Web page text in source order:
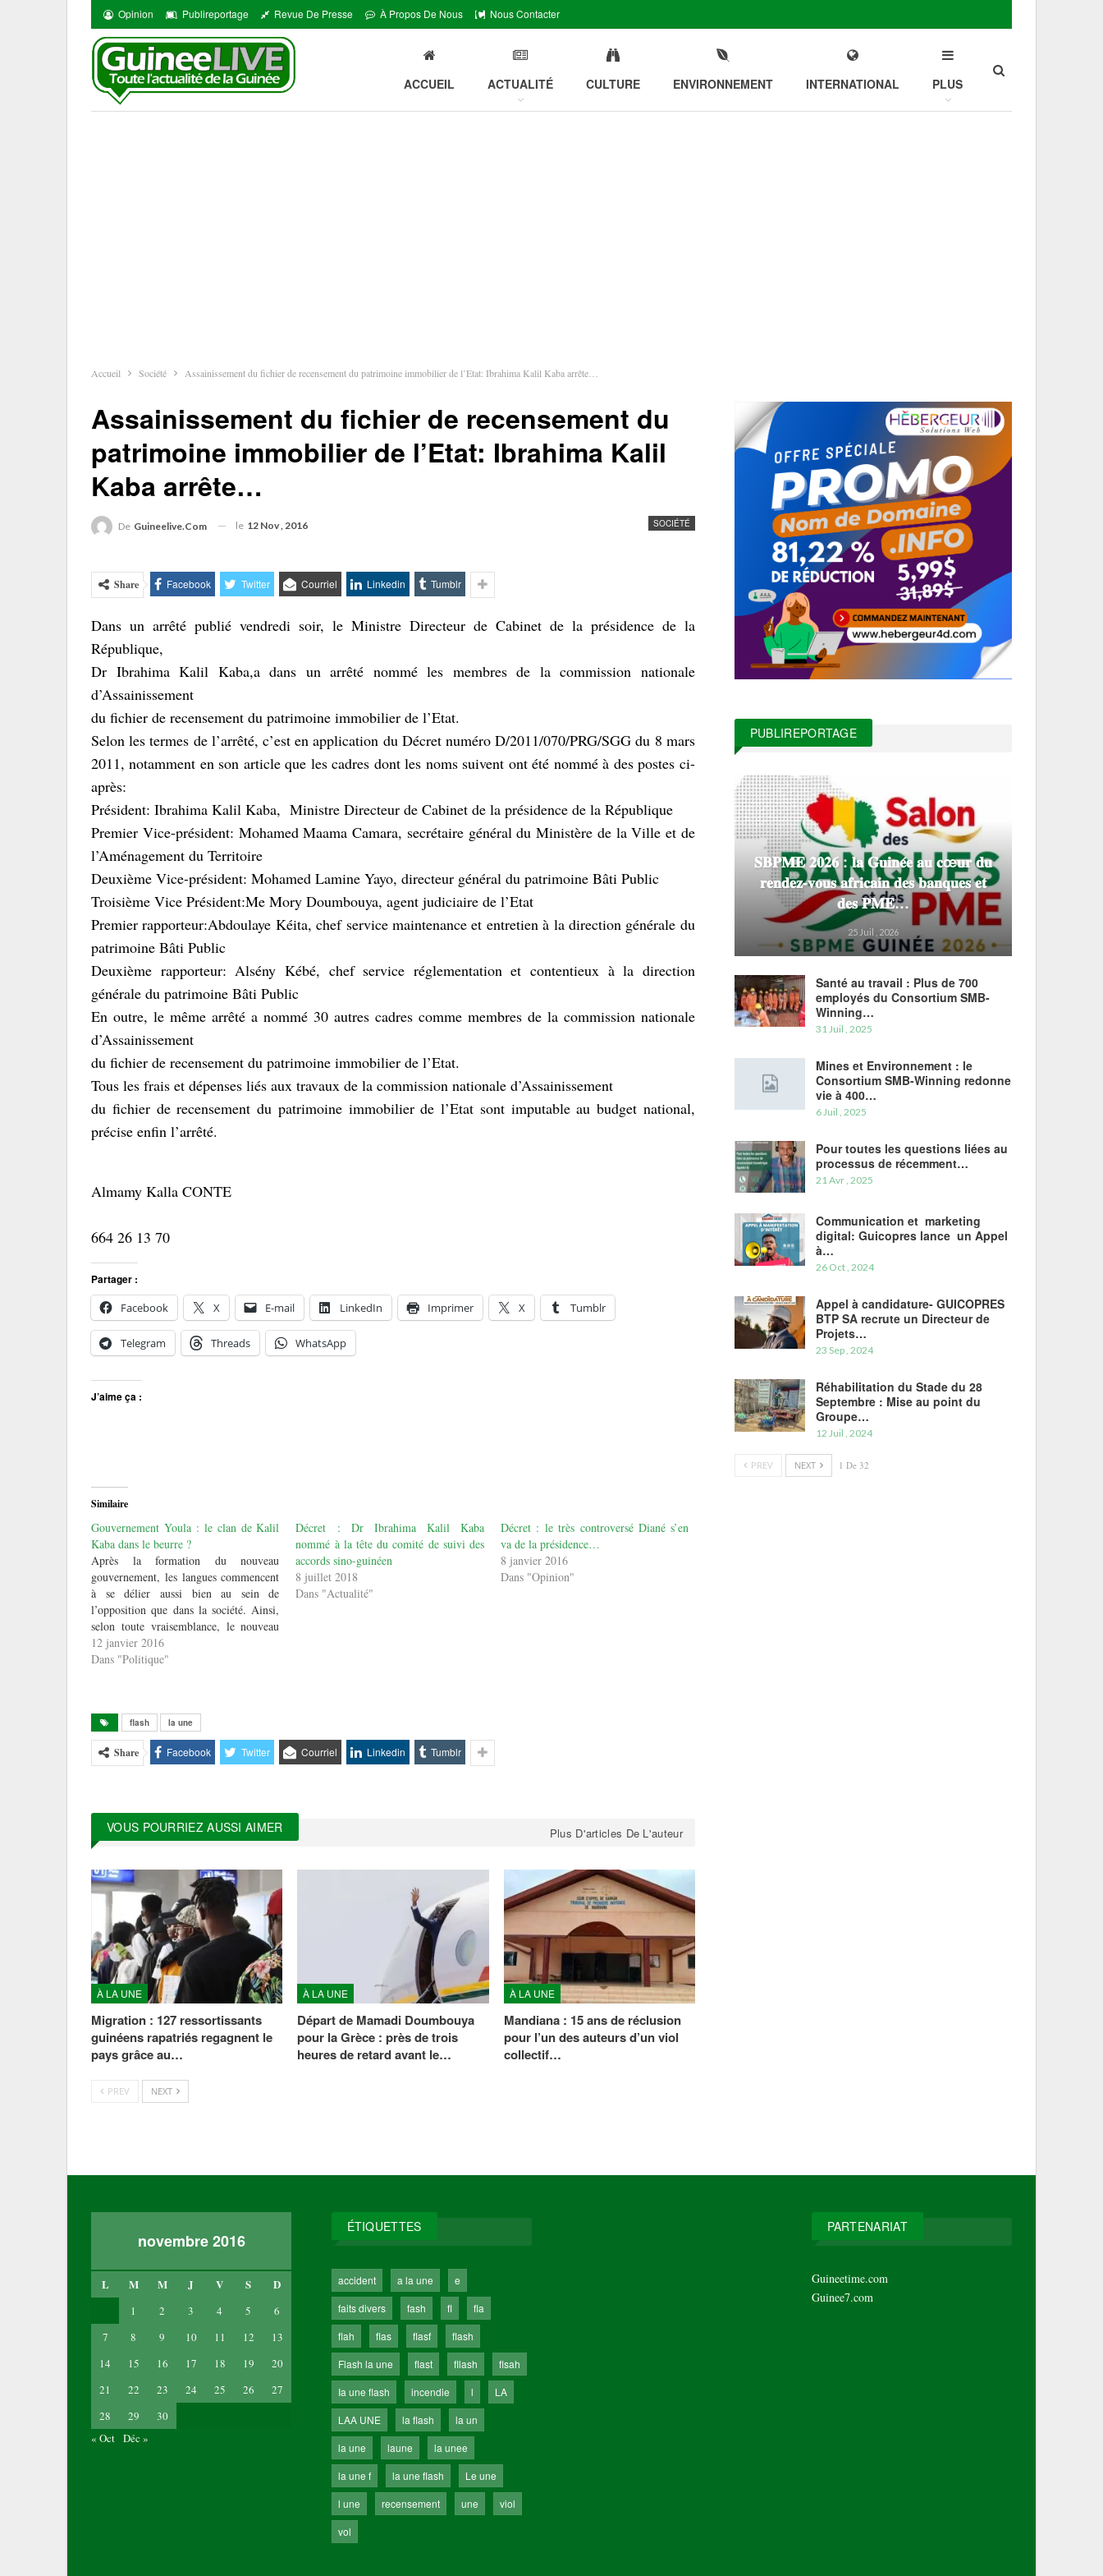
Opinion Publireportage Revue De Presse À Propos De Nous Nous Contacter
ACCUEIL ACTUALITÉ CULTURE ENVIRONNEMENT INTERNATIONAL PLUS
Accueil Société Assainissement du fichier de recensement du patrimoine immobilier de l’Etat: Ibrahima Kalil Kaba arrête…
Assainissement du fichier de recensement du
patrimoine immobilier de l’Etat: Ibrahima Kalil
Kaba arrête…
SOCIÉTÉ
De Guineelive.com le 12 Nov , 2016
Share Facebook Twitter Courriel Linkedin Tumblr
Dans un arrêté publié vendredi soir, le Ministre Directeur de Cabinet de la présidence de la
République,
Dr Ibrahima Kalil Kaba,a dans un arrêté nommé les membres de la commission nationale
d’Assainissement
du fichier de recensement du patrimoine immobilier de l’Etat.
Selon les termes de l’arrêté, c’est en application du Décret numéro D/2011/070/PRG/SGG du 8 mars
2011, notamment en son article que les cadres dont les noms suivent ont été nommé à des postes ci-
après:
Président: Ibrahima Kalil Kaba, Ministre Directeur de Cabinet de la présidence de la République
Premier Vice-président: Mohamed Maama Camara, secrétaire général du Ministère de la Ville et de
l’Aménagement du Territoire
Deuxième Vice-président: Mohamed Lamine Yayo, directeur général du patrimoine Bâti Public
Troisième Vice Président:Me Mory Doumbouya, agent judiciaire de l’Etat
Premier rapporteur:Abdoulaye Kéita, chef service maintenance et entretien à la direction générale du
patrimoine Bâti Public
Deuxième rapporteur: Alsény Kébé, chef service réglementation et contentieux à la direction
générale du patrimoine Bâti Public
En outre, le même arrêté a nommé 30 autres cadres comme membres de la commission nationale
d’Assainissement
du fichier de recensement du patrimoine immobilier de l’Etat.
Tous les frais et dépenses liés aux travaux de la commission nationale d’Assainissement
du fichier de recensement du patrimoine immobilier de l’Etat sont imputable au budget national,
précise enfin l’arrêté.
Almamy Kalla CONTE
664 26 13 70
Partager :
Facebook
X E-mail LinkedIn Imprimer X Tumblr
Telegram Threads WhatsApp
J’aime ça :
Similaire
Gouvernement Youla : le clan de Kalil
Kaba dans le beurre ?
Après la formation du nouveau
gouvernement, les langues commencent
à se délier aussi bien au sein de
l’opposition que dans la société. Ainsi,
selon toute vraisemblance, le nouveau
Premier Ministre comme son
prédécesseur et frère Mohamed Saïd
12 janvier 2016
Dans "Politique"
Décret : Dr Ibrahima Kalil Kaba
nommé à la tête du comité de suivi des
accords sino-guinéen
8 juillet 2018
Dans "Actualité"
Décret : le très controversé Diané s’en
va de la présidence…
8 janvier 2016
Dans "Opinion"
flash la une
Share Facebook Twitter Courriel Linkedin Tumblr
VOUS POURRIEZ AUSSI AIMER Plus D'articles De L'auteur
À LA UNE
Migration : 127 ressortissants
guinéens rapatriés regagnent le
pays grâce au…
À LA UNE
Départ de Mamadi Doumbouya
pour la Grèce : près de trois
heures de retard avant le…
À LA UNE
Mandiana : 15 ans de réclusion
pour l’un des auteurs d’un viol
collectif…
PREV NEXT
PUBLIREPORTAGE
𝐒𝐁𝐏𝐌𝐄 𝟐𝟎𝟐𝟔 : 𝐥𝐚 𝐆𝐮𝐢𝐧𝐞́𝐞 𝐚𝐮 𝐜œ𝐮𝐫 𝐝𝐮
𝐫𝐞𝐧𝐝𝐞𝐳-𝐯𝐨𝐮𝐬 𝐚𝐟𝐫𝐢𝐜𝐚𝐢𝐧 𝐝𝐞𝐬 𝐛𝐚𝐧𝐪𝐮𝐞𝐬 𝐞𝐭
𝐝𝐞𝐬 𝐏𝐌𝐄…
25 Juil , 2026
Santé au travail : Plus de 700
employés du Consortium SMB-
Winning…
31 Juil , 2025
Mines et Environnement : le
Consortium SMB-Winning redonne
vie à 400…
6 Juil , 2025
Pour toutes les questions liées au
processus de récemment…
21 Avr , 2025
Communication et marketing
digital: Guicopres lance un Appel
à…
26 Oct , 2024
Appel à candidature- GUICOPRES
BTP SA recrute un Directeur de
Projets…
23 Sep , 2024
Réhabilitation du Stade du 28
Septembre : Mise au point du
Groupe…
12 Juil , 2024
PREV NEXT 1 De 32
novembre 2016
L M M J V S D
1 2 3 4 5
6
7
8 9 10 11 12
13
14
15 16 17 18 19
20
21
22 23 24 25 26
27
28
29
30
« Oct Déc »
ÉTIQUETTES
accident a la une
e
faits divers
fash fl
fla
flah
flas flasf
flash
Flash la une
flast fllash
flsah
Ia une flash
incendie l
LA
LAA UNE
la flash
la un
la une
laune
la unee
la une f
la une flash
Le une
l une
recensement une
viol
vol
PARTENARIAT
Guineetime.com
Guinee7.com